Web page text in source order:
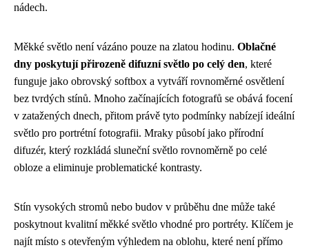
nádech.
Měkké světlo není vázáno pouze na zlatou hodinu. Oblačné
dny poskytují přirozeně difuzní světlo po celý den, které
funguje jako obrovský softbox a vytváří rovnoměrné osvětlení
bez tvrdých stínů. Mnoho začínajících fotografů se obává focení
v zatažených dnech, přitom právě tyto podmínky nabízejí ideální
světlo pro portrétní fotografii. Mraky působí jako přírodní
difuzér, který rozkládá sluneční světlo rovnoměrně po celé
obloze a eliminuje problematické kontrasty.
Stín vysokých stromů nebo budov v průběhu dne může také
poskytnout kvalitní měkké světlo vhodné pro portréty. Klíčem je
najít místo s otevřeným výhledem na oblohu, které není přímo